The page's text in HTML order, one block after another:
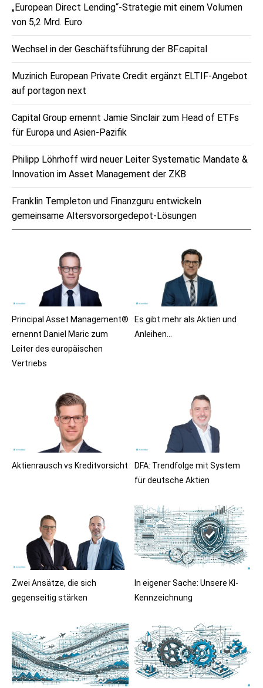
Principal Asset Management®
ernennt Daniel Maric zum
Leiter des europäischen
Vertriebs
Es gibt mehr als Aktien und
Anleihen…
Aktienrausch vs Kreditvorsicht
DFA: Trendfolge mit System
für deutsche Aktien
Zwei Ansätze, die sich
gegenseitig stärken
In eigener Sache: Unsere KI-
Kennzeichnung
„European Direct Lending“-Strategie mit einem Volumen
von 5,2 Mrd. Euro
Wechsel in der Geschäftsführung der BF.capital
Muzinich European Private Credit ergänzt ELTIF-Angebot
auf portagon next
Capital Group ernennt Jamie Sinclair zum Head of ETFs
für Europa und Asien-Pazifik
Philipp Löhrhoff wird neuer Leiter Systematic Mandate &
Innovation im Asset Management der ZKB
Franklin Templeton und Finanzguru entwickeln
gemeinsame Altersvorsorgedepot-Lösungen